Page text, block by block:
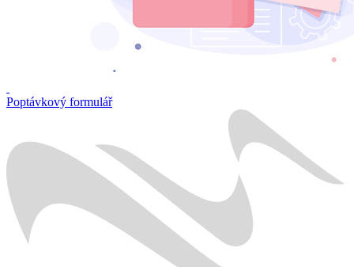
Poptávkový formulář